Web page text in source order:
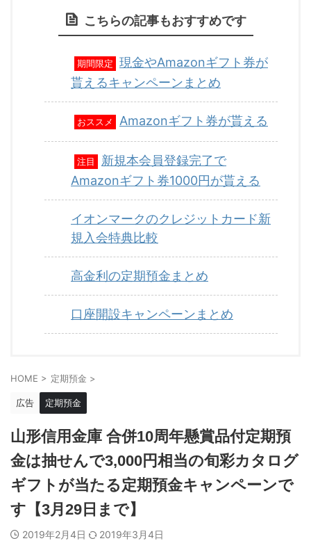
こちらの記事もおすすめです
期間限定
現金やAmazonギフト券が
貰えるキャンペーンまとめ
おススメ Amazonギフト券が貰える
注目
新規本会員登録完了で
Amazonギフト券1000円が貰える
イオンマークのクレジットカード新
規入会特典比較
高金利の定期預金まとめ
口座開設キャンペーンまとめ
HOME > 定期預金 >
広告 定期預金
山形信用金庫 合併10周年懸賞品付定期預
金は抽せんで3,000円相当の旬彩カタログ
ギフトが当たる定期預金キャンペーンで
す【3月29日まで】
2019年2月4日 2019年3月4日